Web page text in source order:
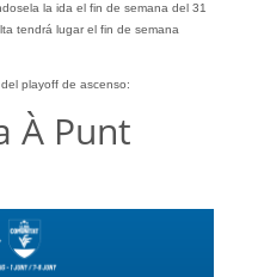
la ida el fin de semana del 31
tendrá lugar el fin de semana
playoff de ascenso:
À Punt